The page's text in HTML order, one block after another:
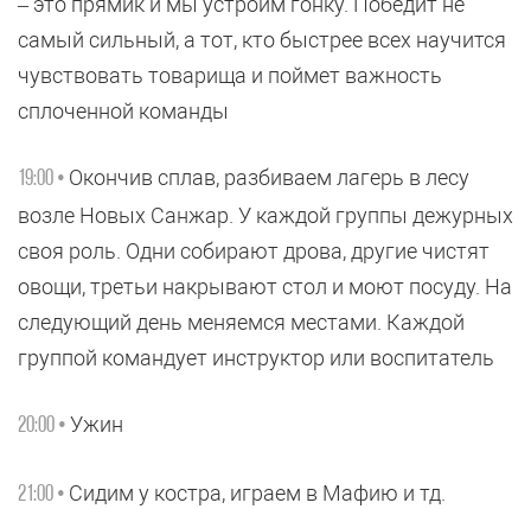
– это прямик и мы устроим гонку. Победит не
самый сильный, а тот, кто быстрее всех научится
чувствовать товарища и поймет важность
сплоченной команды
19:00 • Окончив сплав, разбиваем лагерь в лесу
возле Новых Санжар. У каждой группы дежурных
своя роль. Одни собирают дрова, другие чистят
овощи, третьи накрывают стол и моют посуду. На
следующий день меняемся местами. Каждой
группой командует инструктор или воспитатель
20:00 • Ужин
21:00 • Сидим у костра, играем в Мафию и тд.